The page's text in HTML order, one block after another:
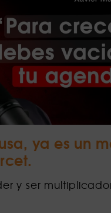
ya es un
y ser